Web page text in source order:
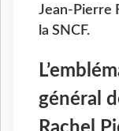
Jean-Pierre
la SNCF.
général